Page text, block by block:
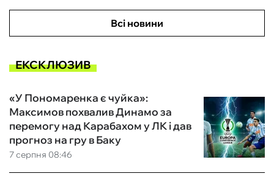
Всі новини
ЕКСКЛЮЗИВ
7 серпня 08:46
«У Пономаренка є чуйка»:
Максимов похвалив Динамо за
перемогу над Карабахом у ЛК і дав
прогноз на гру в Баку